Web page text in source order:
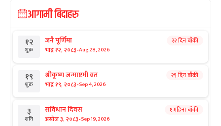
आगामी बिदाहरु
१२
शुक्र
जनै पूर्णिमा
भाद्र १२, २०८३-Aug 28, 2026
२२ दिन बाँकी
१९
शुक्र
श्रीकृष्ण जन्माष्टमी व्रत
भाद्र १९, २०८३-Sep 4, 2026
२९ दिन बाँकी
३
शनि
संविधान दिवस
असोज ३, २०८३-Sep 19, 2026
१ महिना बाँकी